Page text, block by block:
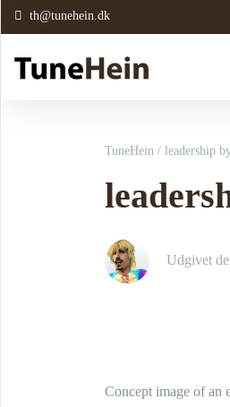
th@tunehein.dk
TuneHein / leadership
Udgivet
Concept image of an